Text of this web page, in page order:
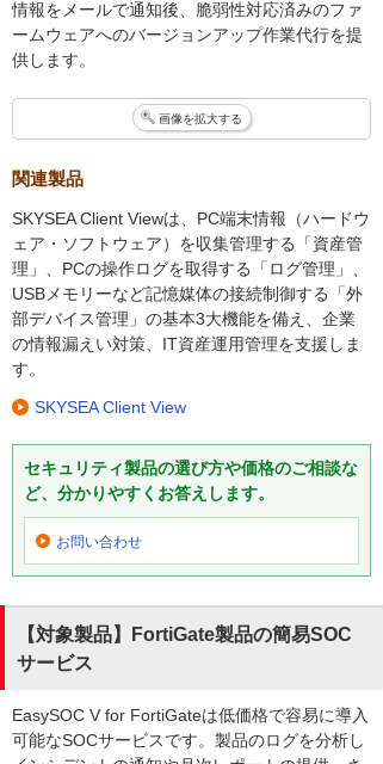
情報をメールで通知後、脆弱性対応済みのファ
ームウェアへのバージョンアップ作業代行を提
供します。
画像を拡大する
関連製品
SKYSEA Client Viewは、PC端末情報（ハードウ
ェア・ソフトウェア）を収集管理する「資産管
理」、PCの操作ログを取得する「ログ管理」、
USBメモリーなど記憶媒体の接続制御する「外
部デバイス管理」の基本3大機能を備え、企業
の情報漏えい対策、IT資産運用管理を支援しま
す。
SKYSEA Client View
セキュリティ製品の選び方や価格のご相談な
ど、分かりやすくお答えします。
お問い合わせ
【対象製品】FortiGate製品の簡易SOC
サービス
EasySOC V for FortiGateは低価格で容易に導入
可能なSOCサービスです。製品のログを分析し